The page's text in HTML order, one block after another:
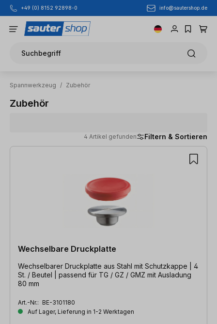
Zum Hauptinhalt springen
+49 (0) 8152 92898-0 info@sautershop.de
Suchbegriff
Spannwerkzeug / Zubehör
Zubehör
4 Artikel gefunden Filtern & Sortieren
4 Artikel gefunden
Wechselbare Druckplatte
Wechselbarer Druckplatte aus Stahl mit Schutzkappe | 4
St. / Beutel | passend für TG / GZ / GMZ mit Ausladung
80 mm
Art.-Nr.: BE-3101180
Auf Lager, Lieferung in 1-2 Werktagen